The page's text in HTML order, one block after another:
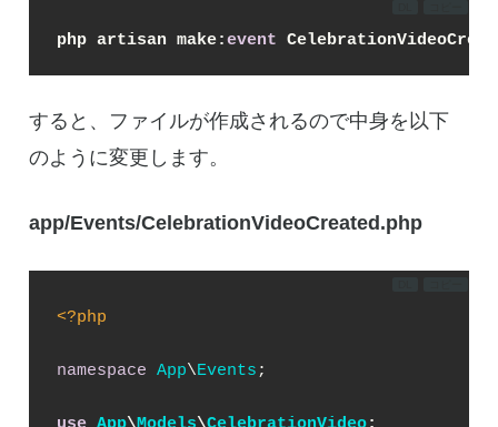
php artisan make:event
すると、ファイルが作成されるので中身を以下
のように変更します。
app/Events/CelebrationVideoCreated.php
<?php
namespace App\Events ;